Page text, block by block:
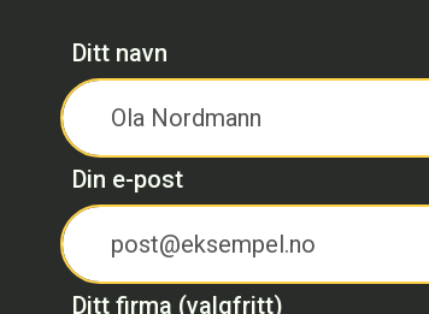
Ditt navn
Din e-post
Ditt firma (valgfritt)